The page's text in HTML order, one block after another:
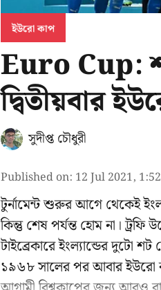
ইউরো কাপ
Euro Cup:
দ্বিতীয়বার
সুদীপ্ত চৌধুরী
Published on: 12 Jul 2021,
টুর্নামেন্ট শুরুর আগে থেকেই
কিন্তু শেষ পর্যন্ত হোম না।
টাইব্রেকারে ইংল্যান্ডের দুটো
১৯৬৮ সালের পর আবার ইউরো